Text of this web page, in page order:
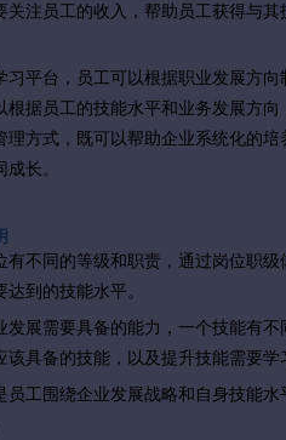
关注员工的收入，帮助员工获得与
习平台，员工可以根据职业发展方
根据员工的技能水平和业务发展方
理方式，既可以帮助企业系统化的
长。
有不同的等级和职责，通过岗位职
到的技能水平。
发展需要具备的能力， 一个技能有不
该具备的技能，以及提升技能需要学
员工围绕企业发展战略和自身技能